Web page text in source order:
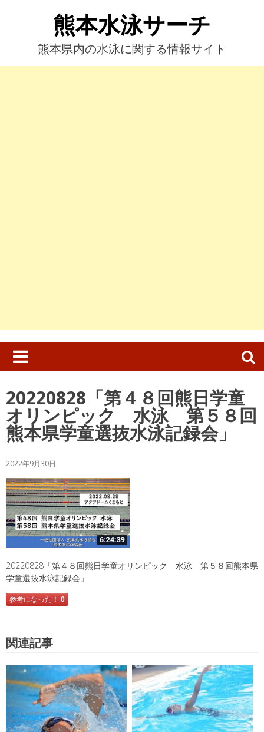
へ
熊本水泳サーチ
熊本県内の水泳に関する情報サイト
検
索:
20220828「第４８回熊日学童
オリンピック 水泳 第５８回
熊本県学童選抜水泳記録会」
2022年9月30日
20220828「第４８回熊日学童オリンピック 水泳 第５８回熊本県
学童選抜水泳記録会」
参考になった！ 0
関連記事